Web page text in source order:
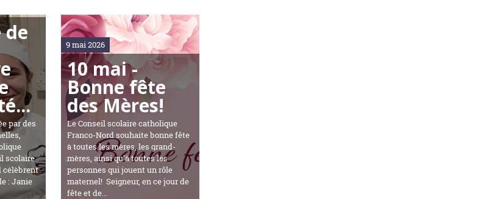
de
par des
scolaire
célèbrent
: Janie
10 mai -
Bonne fête
des Mères!
9 mai 2026
Le Conseil scolaire catholique
Franco-Nord souhaite bonne fête
à toutes les mères, les grand-
mères, ainsi qu’à toutes les
personnes qui jouent un rôle
maternel! Seigneur, en ce jour de
fête et de...